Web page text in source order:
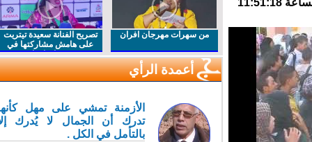
من سهرات مهرجان افران
تصريح الفنانة سعيدة تيتريت
على هامش مشاركتها في
مهرجان افران
أعمدة الرأي
الأزمنة تمشي على مهل كأنها
تدرك أن الجمال لا يُدرك إلا
بالتأمل في الكل .